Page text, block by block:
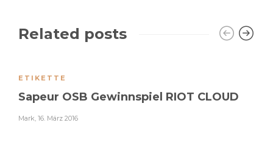
Related posts
ETIKETTE
Sapeur OSB Gewinnspiel RIOT CLOUD
Mark, 16. März 2016